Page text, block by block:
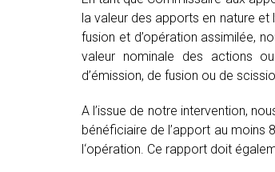
la valeur des apports en nature et
fusion et d’opération assimilée,
valeur nominale des actions
d’émission, de fusion ou de
A l’issue de notre intervention,
bénéficiaire de l’apport au moins
l‘opération. Ce rapport doit